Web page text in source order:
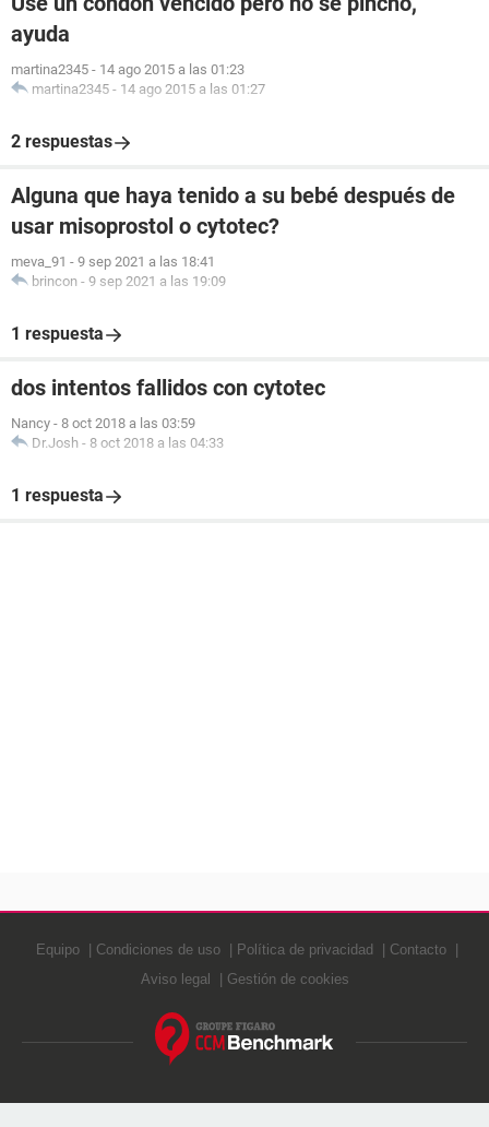
ayuda
martina2345 - 14 ago 2015 a las 01:23
martina2345 - 14 ago 2015 a las 01:27
2 respuestas
Alguna que haya tenido a su bebé después de
usar misoprostol o cytotec?
meva_91 - 9 sep 2021 a las 18:41
brincon - 9 sep 2021 a las 19:09
1 respuesta
dos intentos fallidos con cytotec
Nancy - 8 oct 2018 a las 03:59
Dr.Josh - 8 oct 2018 a las 04:33
1 respuesta
Equipo Condiciones de uso Política de privacidad
Contacto
Aviso legal
Gestión de cookies